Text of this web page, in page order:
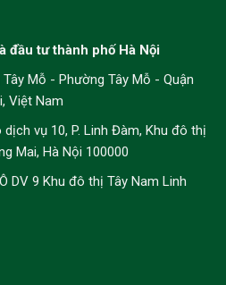
đầu tư thành phố Hà Nội
Mỗ - Phường Tây Mỗ - Quận
Việt Nam
dịch vụ 10, P. Linh Đàm, Khu đô thị
Mai, Hà Nội 100000
DV 9 Khu đô thị Tây Nam Linh